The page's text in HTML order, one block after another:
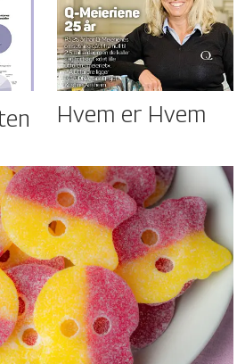
Hvem er Hvem